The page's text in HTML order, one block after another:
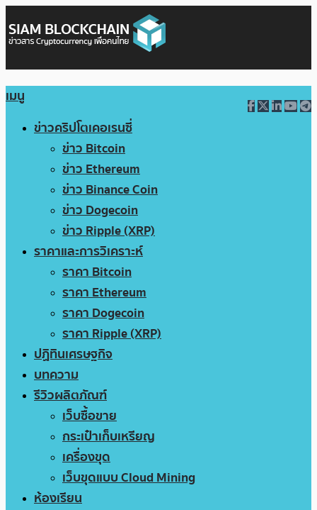
เมนู
ข่าวคริปโตเคอเรนซี่
ข่าว Bitcoin
ข่าว Ethereum
ข่าว Binance Coin
ข่าว Dogecoin
ข่าว Ripple (XRP)
ราคาและการวิเคราะห์
ราคา Bitcoin
ราคา Ethereum
ราคา Dogecoin
ราคา Ripple (XRP)
ปฏิทินเศรษฐกิจ
บทความ
รีวิวผลิตภัณฑ์
เว็บซื้อขาย
กระเป๋าเก็บเหรียญ
เครื่องขุด
เว็บขุดแบบ Cloud Mining
ห้องเรียน